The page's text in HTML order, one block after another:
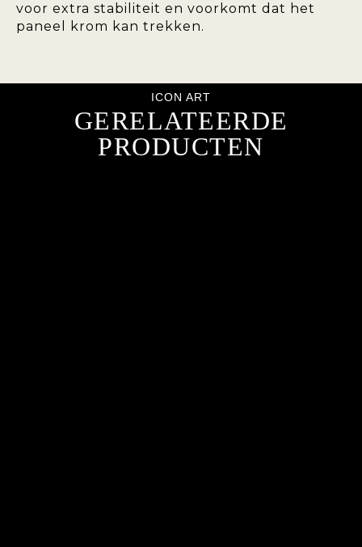
voor extra stabiliteit en voorkomt dat het
paneel krom kan trekken.
ICON ART
GERELATEERDE
PRODUCTEN